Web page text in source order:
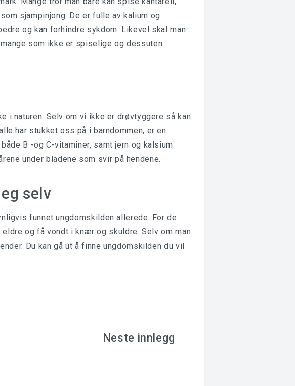
sjampinjong. De er fulle av kalium og
og kan forhindre sykdom. Likevel skal man
som ikke er spiselige og dessuten
i naturen. Selv om vi ikke er drøvtyggere så kan
har stukket oss på i barndommen, er en
B -og C-vitaminer, samt jern og kalsium.
under bladene som svir på hendene.
selv
funnet ungdomskilden allerede. For de
og få vondt i knær og skuldre. Selv om man
Du kan gå ut å finne ungdomskilden du vil